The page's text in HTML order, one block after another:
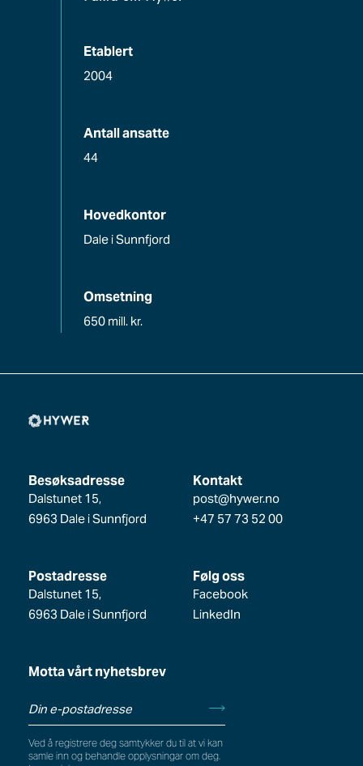
Etablert
2004
Antall ansatte
44
Hovedkontor
Dale i Sunnfjord
Omsetning
650 mill. kr.
Besøksadresse
Dalstunet 15,
6963 Dale i Sunnfjord
Postadresse
Dalstunet 15,
6963 Dale i Sunnfjord
Kontakt
post@hywer.no
+47 57 73 52 00
Følg oss
Facebook
LinkedIn
Motta vårt nyhetsbrev
Ved å registrere deg samtykker du til at vi kan
samle inn og behandle opplysningar om deg.